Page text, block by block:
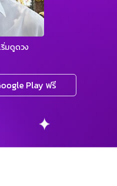
มดูดวง
Play ฟรี